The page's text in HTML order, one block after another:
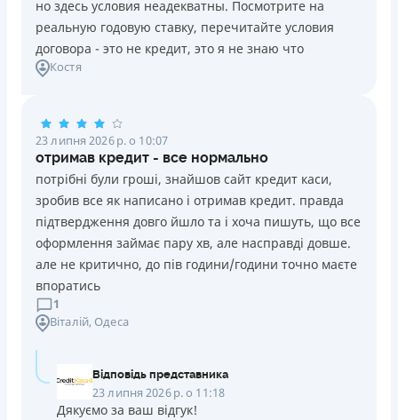
но здесь условия неадекватны. Посмотрите на
реальную годовую ставку, перечитайте условия
договора - это не кредит, это я не знаю что
Костя
23 липня 2026 р. о 10:07
отримав кредит - все нормально
потрібні були гроші, знайшов сайт кредит каси,
зробив все як написано і отримав кредит. правда
підтвердження довго йшло та і хоча пишуть, що все
оформлення займає пару хв, але насправді довше.
але не критично, до пів години/години точно маєте
впоратись
1
Віталій, Одеса
Відповідь представника
23 липня 2026 р. о 11:18
Дякуємо за ваш відгук!